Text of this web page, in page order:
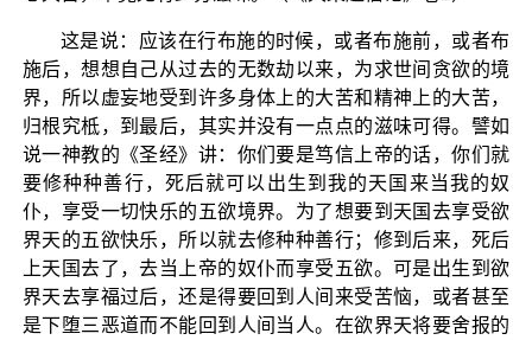
这是说：应该在行布施的时候，或者布施前，或者布
施后，想想自己从过去的无数劫以来，为求世间贪欲的境
界，所以虚妄地受到许多身体上的大苦和精神上的大苦，
归根究柢，到最后，其实并没有一点点的滋味可得。譬如
说一神教的《圣经》讲：你们要是笃信上帝的话，你们就
要修种种善行，死后就可以出生到我的天国来当我的奴
仆，享受一切快乐的五欲境界。为了想要到天国去享受欲
界天的五欲快乐，所以就去修种种善行；修到后来，死后
上天国去了，去当上帝的奴仆而享受五欲。可是出生到欲
界天去享福过后，还是得要回到人间来受苦恼，或者甚至
是下堕三恶道而不能回到人间当人。在欲界天将要舍报的